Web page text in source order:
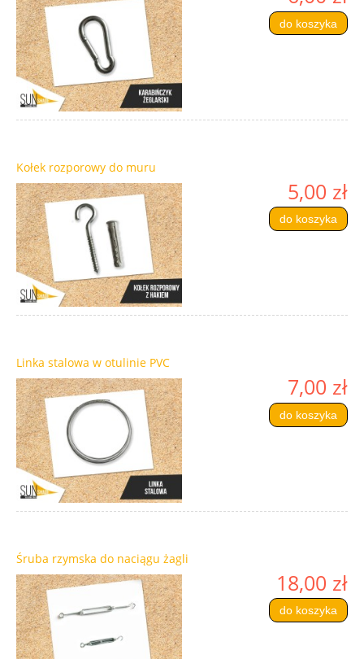
do koszyka
Kołek rozporowy do muru
5,00 zł
do koszyka
Linka stalowa w otulinie PVC
7,00 zł
do koszyka
Śruba rzymska do naciągu żagli
18,00 zł
do koszyka